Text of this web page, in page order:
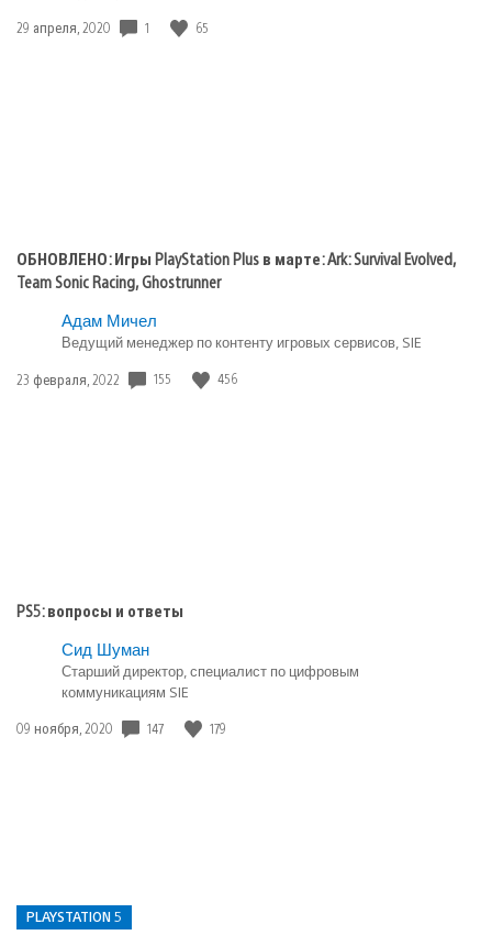
Дата
29 апреля, 2020 1 65
ОБНОВЛЕНО: Игры PlayStation Plus в марте: Ark: Survival Evolved,
Team Sonic Racing, Ghostrunner
Адам Мичел
Ведущий менеджер по контенту игровых сервисов, SIE
Дата
23 февраля, 2022 155 456
PS5: вопросы и ответы
Сид Шуман
Старший директор, специалист по цифровым
коммуникациям SIE
Дата
09 ноября, 2020 147 179
PLAYSTATION 5